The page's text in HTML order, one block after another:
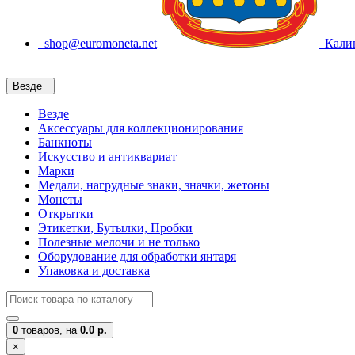
shop@euromoneta.net
Везде
Везде
Аксессуары для коллекционирования
Банкноты
Искусство и антиквариат
Марки
Медали, нагрудные знаки, значки, жетоны
Монеты
Открытки
Этикетки, Бутылки, Пробки
Полезные мелочи и не только
Оборудование для обработки янтаря
Упаковка и доставка
0 товаров, на 0.0 р.
×